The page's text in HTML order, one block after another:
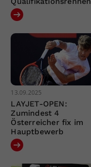
13.09.2025
LAYJET-OPEN:
Zumindest 4
Österreicher fix im
Hauptbewerb